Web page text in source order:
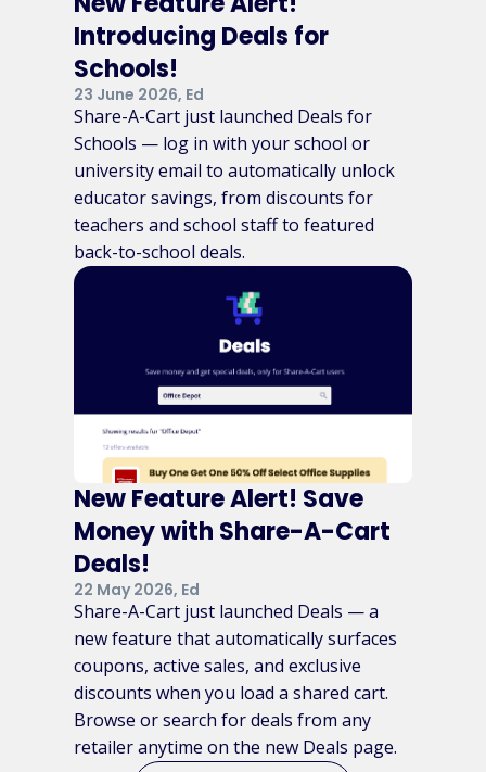
Introducing Deals for
Schools!
23 June 2026, Ed
Share-A-Cart just launched Deals for
Schools — log in with your school or
university email to automatically unlock
educator savings, from discounts for
teachers and school staff to featured
back-to-school deals.
New Feature Alert! Save
Money with Share-A-Cart
Deals!
22 May 2026, Ed
Share-A-Cart just launched Deals — a
new feature that automatically surfaces
coupons, active sales, and exclusive
discounts when you load a shared cart.
Browse or search for deals from any
retailer anytime on the new Deals page.